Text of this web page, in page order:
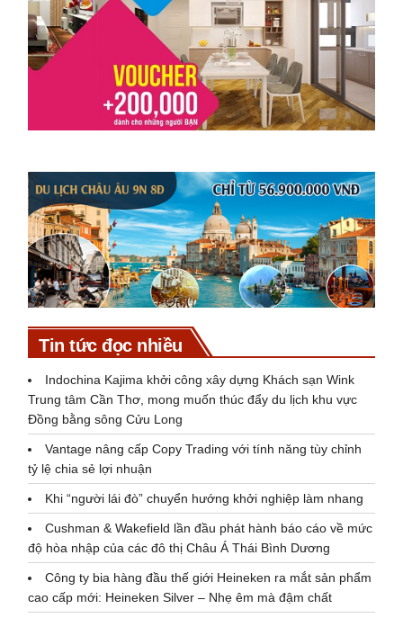
Tin tức đọc nhiều
Indochina Kajima khởi công xây dựng Khách sạn Wink
Trung tâm Cần Thơ, mong muốn thúc đẩy du lịch khu vực
Đồng bằng sông Cửu Long
Vantage nâng cấp Copy Trading với tính năng tùy chỉnh
tỷ lệ chia sẻ lợi nhuận
Khi “người lái đò” chuyển hướng khởi nghiệp làm nhang
Cushman & Wakefield lần đầu phát hành báo cáo về mức
độ hòa nhập của các đô thị Châu Á Thái Bình Dương
Công ty bia hàng đầu thế giới Heineken ra mắt sản phẩm
cao cấp mới: Heineken Silver – Nhẹ êm mà đậm chất